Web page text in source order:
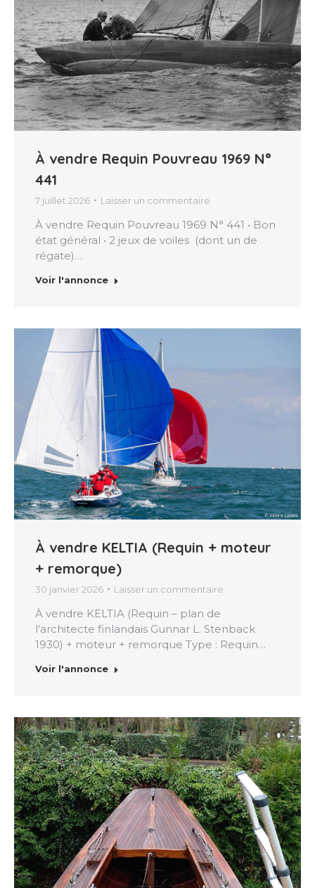
À vendre Requin Pouvreau 1969 N°
441
7 juillet 2026 Laisser un commentaire
À vendre Requin Pouvreau 1969 N° 441 • Bon
état général • 2 jeux de voiles (dont un de
régate)…
Voir l'annonce
À vendre KELTIA (Requin + moteur
+ remorque)
30 janvier 2026 Laisser un commentaire
À vendre KELTIA (Requin – plan de
l’architecte finlandais Gunnar L. Stenback
1930) + moteur + remorque Type : Requin…
Voir l'annonce